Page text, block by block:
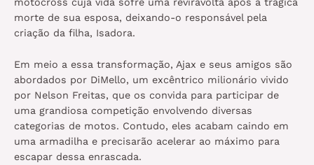
morte de sua esposa, deixando-o responsável pela
criação da filha, Isadora.
Em meio a essa transformação, Ajax e seus amigos são
abordados por DiMello, um excêntrico milionário vivido
por Nelson Freitas, que os convida para participar de
uma grandiosa competição envolvendo diversas
categorias de motos. Contudo, eles acabam caindo em
uma armadilha e precisarão acelerar ao máximo para
escapar dessa enrascada.